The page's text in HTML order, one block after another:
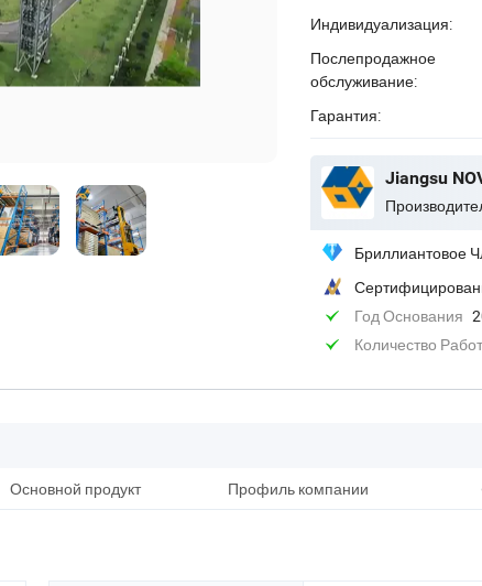
Индивидуализация:
Послепродажное
обслуживание:
Гарантия:
Jiangsu
Бриллиантовое
Год Основания
Количество
Основной продукт Профиль компании